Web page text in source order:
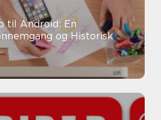
til Android: En
og Historisk